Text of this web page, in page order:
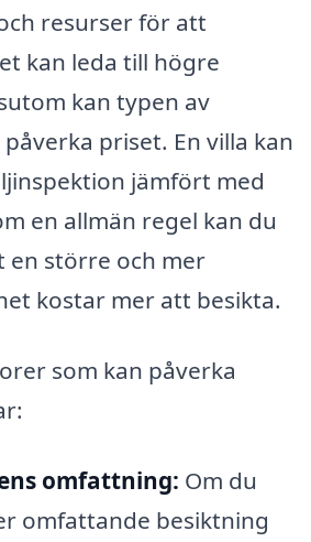
resurser för att
kan leda till högre
kan typen av
priset. En villa kan
jämfört med
en allmän regel kan du
större och mer
kostar mer att besikta.
som kan påverka
omfattning: Om du
omfattande besiktning